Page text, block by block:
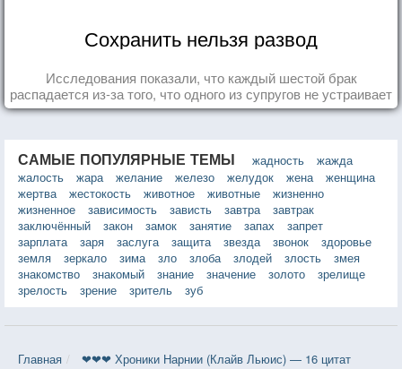
Сохранить нельзя развод
Исследования показали, что каждый шестой брак
распадается из-за того, что одного из супругов не устраивает
та роль, которая выпала ему в семье.
САМЫЕ ПОПУЛЯРНЫЕ ТЕМЫ жадность
жажда
жалость
жара желание железо желудок жена
женщина
жертва
жестокость животное животные
жизненно
жизненное
зависимость зависть завтра
завтрак
заключённый
закон замок занятие запах
запрет
зарплата
заря заслуга защита звезда звонок
здоровье
земля
зеркало зима зло злоба злодей злость
змея
знакомство
знакомый знание значение золото
зрелище
зрелость
зрение зритель зуб
Главная ❤❤❤ Хроники Нарнии (Клайв Льюис) — 16 цитат